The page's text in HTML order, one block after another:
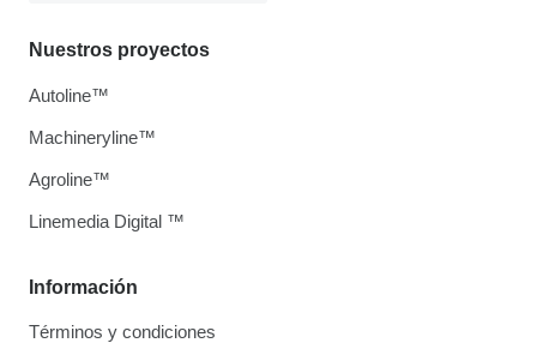
Información
Términos y condiciones
Nuestros proyectos
Autoline™
Machineryline™
Agroline™
Linemedia Digital ™